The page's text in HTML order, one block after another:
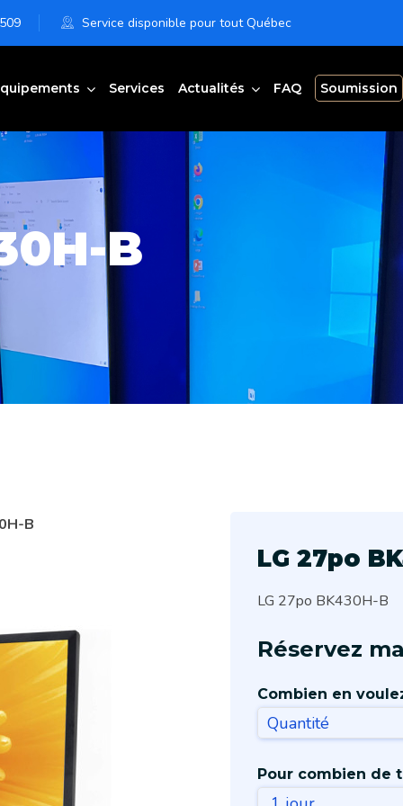
Service disponible pour tout Québec
Services Actualités FAQ Soumission
B
B
LG 27po
LG 27po BK430H-B
Réservez
Combien en
Pour combien de